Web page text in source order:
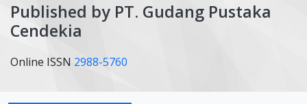
Published by PT. Gudang Pustaka
Cendekia
Online ISSN 2988-5760